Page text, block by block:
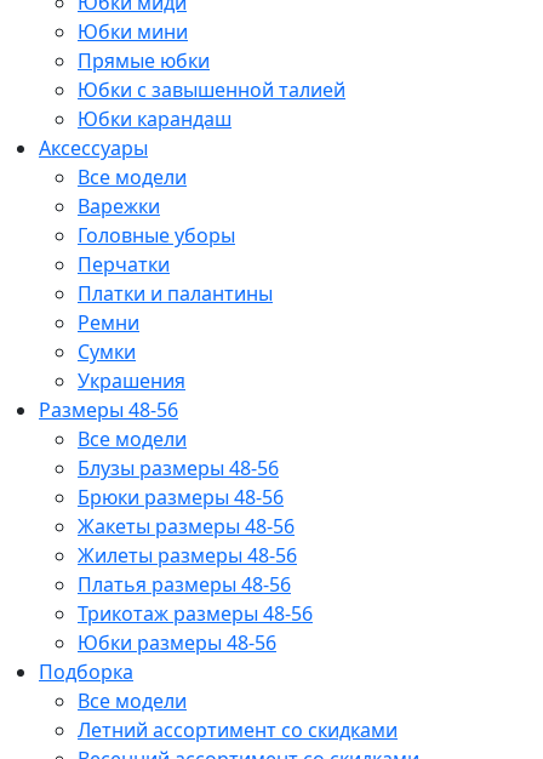
Юбки мини
Прямые юбки
Юбки с завышенной талией
Юбки карандаш
Аксессуары
Все модели
Варежки
Головные уборы
Перчатки
Платки и палантины
Ремни
Сумки
Украшения
Размеры 48-56
Все модели
Блузы размеры 48-56
Брюки размеры 48-56
Жакеты размеры 48-56
Жилеты размеры 48-56
Платья размеры 48-56
Трикотаж размеры 48-56
Юбки размеры 48-56
Подборка
Все модели
Летний ассортимент со скидками